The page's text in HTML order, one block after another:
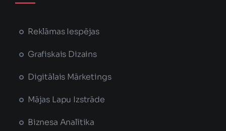
Reklāmas Iespējas
Grafiskais Dizains
Digitālais Mārketings
Mājas Lapu Izstrāde
Biznesa Analītika